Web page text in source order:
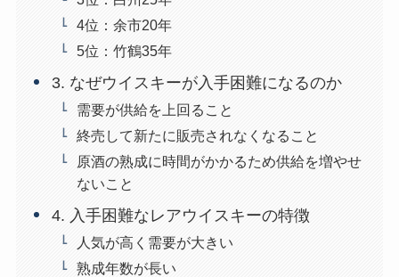
4位：余市20年
5位：竹鶴35年
3. なぜウイスキーが入手困難になるのか
需要が供給を上回ること
終売して新たに販売されなくなること
原酒の熟成に時間がかかるため供給を増やせ
ないこと
4. 入手困難なレアウイスキーの特徴
人気が高く需要が大きい
熟成年数が長い